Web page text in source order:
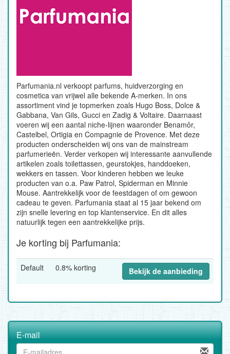
Parfumania.nl verkoopt parfums, huidverzorging en
cosmetica van vrijwel alle bekende A-merken. In ons
assortiment vind je topmerken zoals Hugo Boss, Dolce &
Gabbana, Van Gils, Gucci en Zadig & Voltaire. Daarnaast
voeren wij een aantal niche-lijnen waaronder Benamôr,
Castelbel, Ortigia en Compagnie de Provence. Met deze
producten onderscheiden wij ons van de mainstream
parfumerieën. Verder verkopen wij interessante aanvullende
artikelen zoals toilettassen, geurstokjes, handdoeken,
wekkers en tassen. Voor kinderen hebben we leuke
producten van o.a. Paw Patrol, Spiderman en Minnie
Mouse. Aantrekkelijk voor de feestdagen of om gewoon
cadeau te geven. Parfumania staat al 15 jaar bekend om
zijn snelle levering en top klantenservice. En dit alles
natuurlijk tegen een aantrekkelijke prijs.
Je korting bij Parfumania:
Default 0.8% korting Bekijk de aanbieding
E-mail